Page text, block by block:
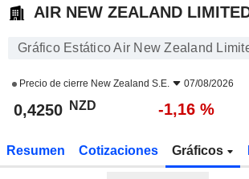
AIR NEW ZEALAND
Gráfico Estático Air New Zealand
Precio de cierre New Zealand S.E. 07/08/2026
0,4250 NZD -1,16 %
Resumen Cotizaciones Gráficos